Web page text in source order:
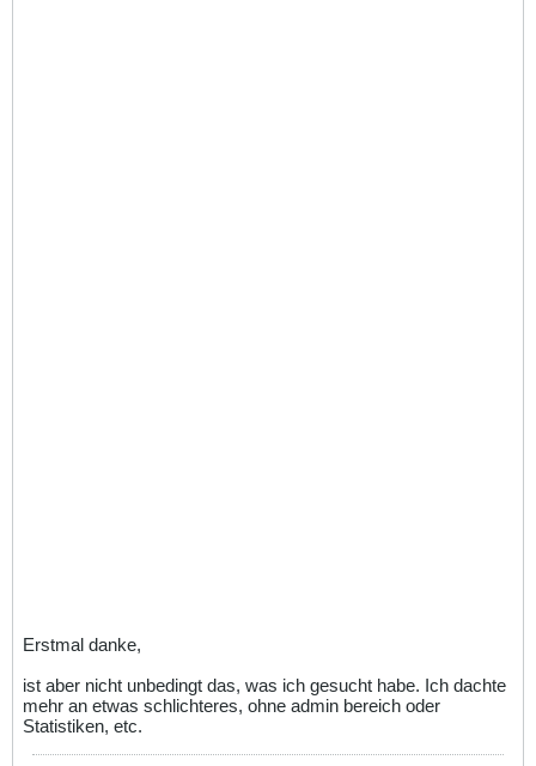
Erstmal danke,
ist aber nicht unbedingt das, was ich gesucht habe. Ich dachte
mehr an etwas schlichteres, ohne admin bereich oder
Statistiken, etc.